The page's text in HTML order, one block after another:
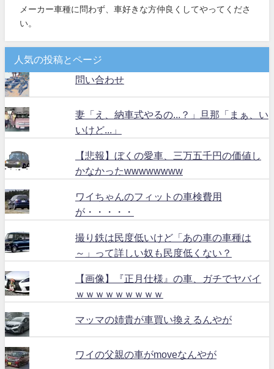
メーカー車種に問わず、車好きな方仲良くしてやってくださ
い。
人気の投稿とページ
問い合わせ
妻「え、納車式やるの...？」旦那「まぁ、い
いけど...」
【悲報】ぼくの愛車、三万五千円の価値し
かなかったwwwwwwww
ワイちゃんのフィットの車検費用
が・・・・・
撮り鉄は民度低いけど「あの車の車種は
～」って詳しい奴も民度低くない？
【画像】『正月仕様』の車、ガチでヤバイ
ｗｗｗｗｗｗｗｗｗ
マッマの姉貴が車買い換えるんやが
ワイの父親の車がmoveなんやが